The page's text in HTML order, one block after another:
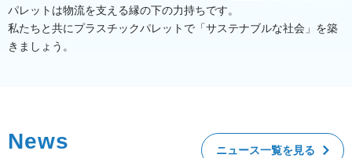
パレットは物流を支える縁の下の力持ちです。
私たちと共にプラスチックパレットで「サステナブルな社会」を築
きましょう。
News ニュース一覧を見る